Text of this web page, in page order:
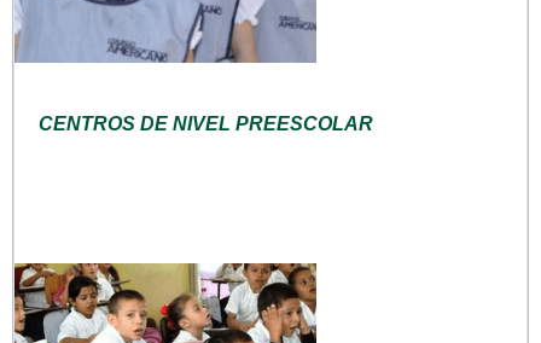
CENTROS DE NIVEL PREESCOLAR